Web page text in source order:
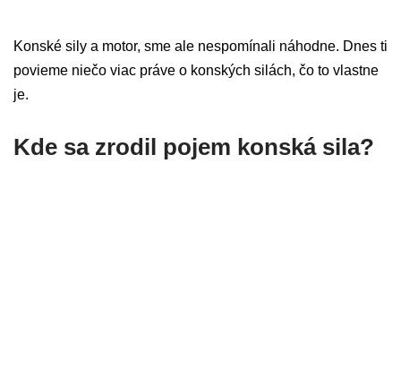
Konské sily a motor, sme ale nespomínali náhodne. Dnes ti
povieme niečo viac práve o konských silách, čo to vlastne
je.
Kde sa zrodil pojem konská sila?